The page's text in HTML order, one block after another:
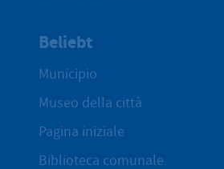
Beliebt
Municipio
Museo della città
Pagina iniziale
Biblioteca comunale